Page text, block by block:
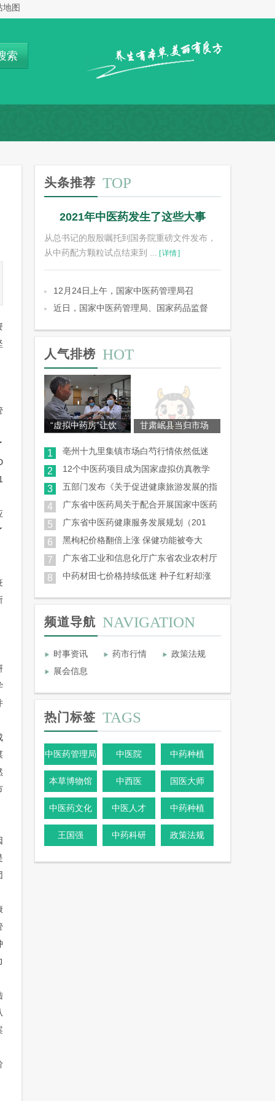
地图
索
头条推荐 TOP
2021年中医药发生了这些大事
从总书记的殷殷嘱托到国务院重磅文件发布，
从中药配方颗粒试点结束到 ...
[详情]
12月24日上午，国家中医药管理局召
近日，国家中医药管理局、国家药品监督
人气排榜 HOT
“虚拟中药房”让饮 甘肃岷县当归市场
1 亳州十九里集镇市场白芍行情依然低迷
2 12个中医药项目成为国家虚拟仿真教学
3 五部门发布《关于促进健康旅游发展的指
4 广东省中医药局关于配合开展国家中医药
5 广东省中医药健康服务发展规划（201
6 黑枸杞价格翻倍上涨 保健功能被夸大
7 广东省工业和信息化厅广东省农业农村厅
8 中药材田七价格持续低迷 种子红籽却涨
频道导航 NAVIGATION
时事资讯 药市行情
政策法规
展会信息
热门标签 TAGS
中医药管理局 中医院 中药种植
本草博物馆 中西医 国医大师
中医药文化 中医人才 中药种植
王国强 中药科研 政策法规